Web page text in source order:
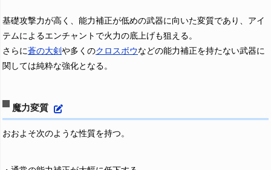
基礎攻撃力が高く、能力補正が低めの武器に向いた変質であり、アイ
テムによるエンチャントで火力の底上げも狙える。
さらに蒼の大剣や多くのクロスボウなどの能力補正を持たない武器に
関しては純粋な強化となる。
魔力変質
おおよそ次のような性質を持つ。